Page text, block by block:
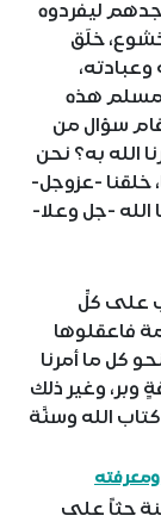
ليفردوه
خلَق
هذه
سؤال من
الله به؟ نحن
خلقنا -عزوجل-
الله -جل وعلا-
على كلِّ
فاعقلوها
كل ما أمرنا
وبر، وغير ذلك
الله وسنَّة
ومعرفته
حثاً على